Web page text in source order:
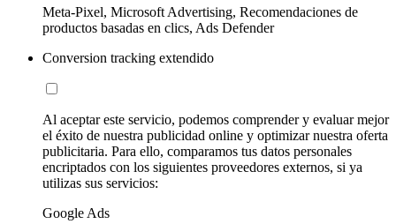
Meta-Pixel, Microsoft Advertising, Recomendaciones de
productos basadas en clics, Ads Defender
Conversion tracking extendido
Al aceptar este servicio, podemos comprender y evaluar mejor
el éxito de nuestra publicidad online y optimizar nuestra oferta
publicitaria. Para ello, comparamos tus datos personales
encriptados con los siguientes proveedores externos, si ya
utilizas sus servicios:
Google Ads